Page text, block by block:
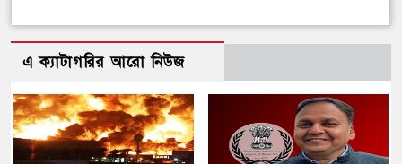
এ ক্যাটাগরির আরো নিউজ